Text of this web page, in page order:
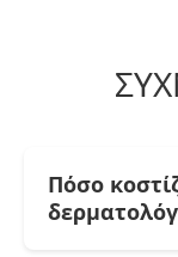
Πόσο